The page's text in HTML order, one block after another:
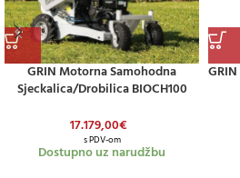
GRIN Motorna Samohodna
Sjeckalica/drobilica BIOCH100
17.179,00€
s PDV-om
Dostupno uz narudžbu